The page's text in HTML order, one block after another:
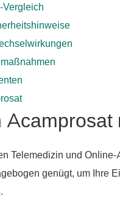
Telemedizin und
genügt, um Ihre